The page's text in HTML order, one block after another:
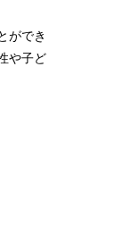
ができ
や子ど